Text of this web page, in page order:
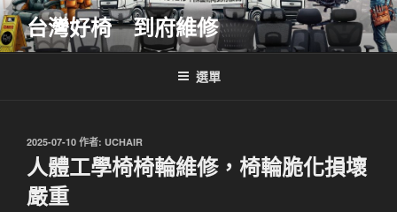
跳
至
主
台灣好椅 到府維修
選單
發
於
2025-07-10 作者: UCHAIR
人體工學椅椅輪維修，椅輪脆化損壞
嚴重